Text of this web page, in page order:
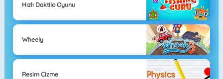
Hızlı Daktilo Oyunu
Wheely
Resim Çizme